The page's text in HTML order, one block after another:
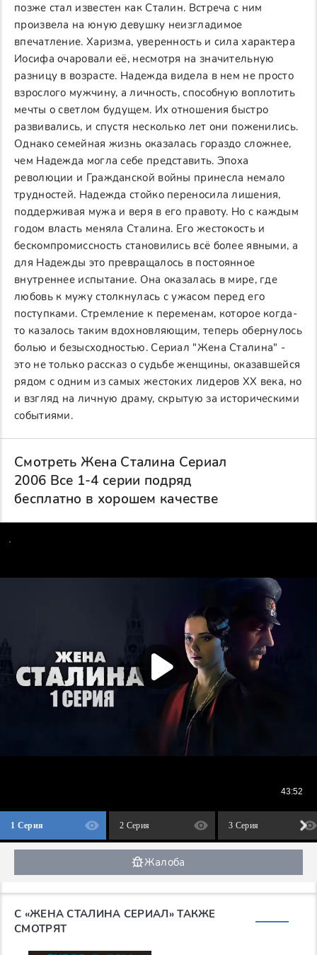
позже стал известен как Сталин. Встреча с ним
произвела на юную девушку неизгладимое
впечатление. Харизма, уверенность и сила характера
Иосифа очаровали её, несмотря на значительную
разницу в возрасте. Надежда видела в нем не просто
взрослого мужчину, а личность, способную воплотить
мечты о светлом будущем. Их отношения быстро
развивались, и спустя несколько лет они поженились.
Однако семейная жизнь оказалась гораздо сложнее,
чем Надежда могла себе представить. Эпоха
революции и Гражданской войны принесла немало
трудностей. Надежда стойко переносила лишения,
поддерживая мужа и веря в его правоту. Но с каждым
годом власть меняла Сталина. Его жестокость и
бескомпромиссность становились всё более явными, а
для Надежды это превращалось в постоянное
внутреннее испытание. Она оказалась в мире, где
любовь к мужу столкнулась с ужасом перед его
поступками. Стремление к переменам, которое когда-
то казалось таким вдохновляющим, теперь обернулось
болью и безысходностью. Сериал "Жена Сталина" -
это не только рассказ о судьбе женщины, оказавшейся
рядом с одним из самых жестоких лидеров XX века, но
и взгляд на личную драму, скрытую за историческими
событиями.
Смотреть Жена Сталина Сериал
2006 Все 1-4 серии подряд
бесплатно в хорошем качестве
1 Серия 2 Серия 3 Серия
Жалоба
С «ЖЕНА СТАЛИНА СЕРИАЛ» ТАКЖЕ
СМОТРЯТ